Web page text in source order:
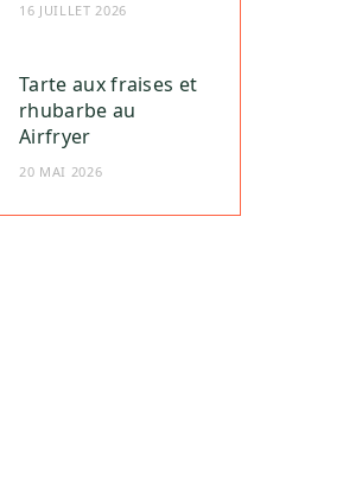
16 JUILLET 2026
Tarte aux fraises et
rhubarbe au
Airfryer
20 MAI 2026